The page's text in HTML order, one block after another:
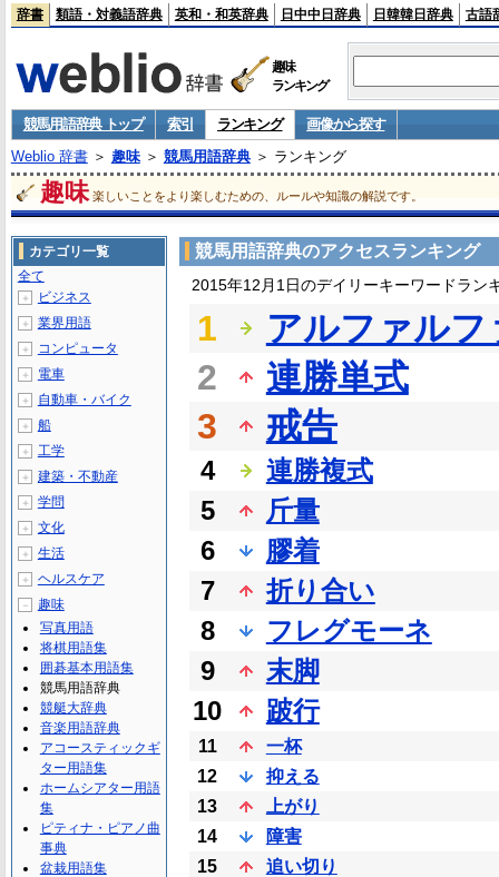
辞書 類語・対義語辞典 英和・和英辞典 日中中日辞典 日韓韓日辞典 古語
趣味
ランキング
競馬用語辞典 トップ 索引 ランキング
画像から探す
Weblio 辞書＞ 趣味＞ 競馬用語辞典＞ ランキング
趣味 楽しいことをより楽しむための、ルールや知識の解説です。
競馬用語辞典のアクセスランキング
2015年12月1日のデイリーキーワードラン
1
アルファルフ
2
連勝単式
3
戒告
4
連勝複式
5
斤量
6
膠着
7
折り合い
8
フレグモーネ
9
末脚
10
跛行
11
一杯
12
抑える
13
上がり
14
障害
15
追い切り
カテゴリ一覧
全て
＋ ビジネス
＋ 業界用語
＋ コンピュータ
＋ 電車
＋ 自動車・バイク
＋ 船
＋ 工学
＋ 建築・不動産
＋ 学問
＋ 文化
＋ 生活
＋ ヘルスケア
－
趣味
写真用語
将棋用語集
囲碁基本用語集
競馬用語辞典
競艇大辞典
音楽用語辞典
アコースティックギ
ター用語集
ホームシアター用語
集
ピティナ・ピアノ曲
事典
盆栽用語集